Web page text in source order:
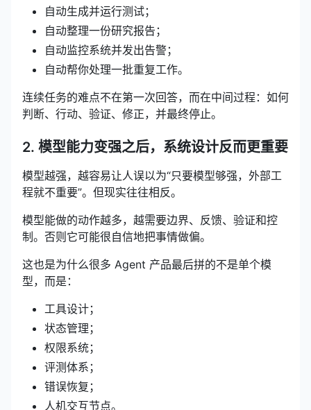
自动生成并运行测试；
自动整理一份研究报告；
自动监控系统并发出告警；
自动帮你处理一批重复工作。
连续任务的难点不在第一次回答，而在中间过程：如何
判断、行动、验证、修正，并最终停止。
2. 模型能力变强之后，系统设计反而更重要
模型越强，越容易让人误以为“只要模型够强，外部工
程就不重要”。但现实往往相反。
模型能做的动作越多，越需要边界、反馈、验证和控
制。否则它可能很自信地把事情做偏。
这也是为什么很多 Agent 产品最后拼的不是单个模
型，而是：
工具设计；
状态管理；
权限系统；
评测体系；
错误恢复；
人机交互节点。